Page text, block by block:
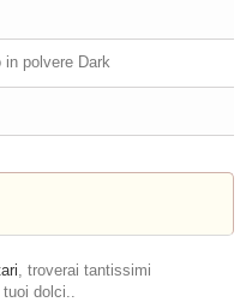
in polvere Dark
, troverai tantissimi
dolci..